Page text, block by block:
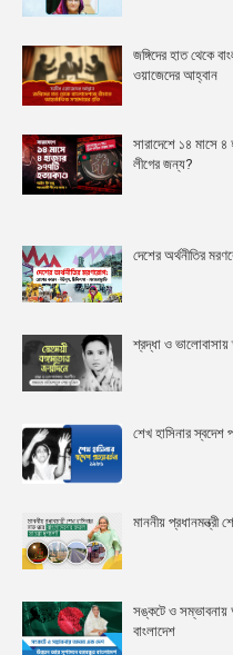
জঙ্গিদের হাত থেকে
ওয়াজেদের আহ্বান
সারাদেশে ১৪ মাসে
লীগের জন্য?
দেশের অর্থনীতির
শ্রদ্ধা ও ভালোবাসায়
শেখ হাসিনার স্বদেশ
মাননীয় প্রধানমন্ত্রী
সঙ্কটে ও
বাংলাদেশ